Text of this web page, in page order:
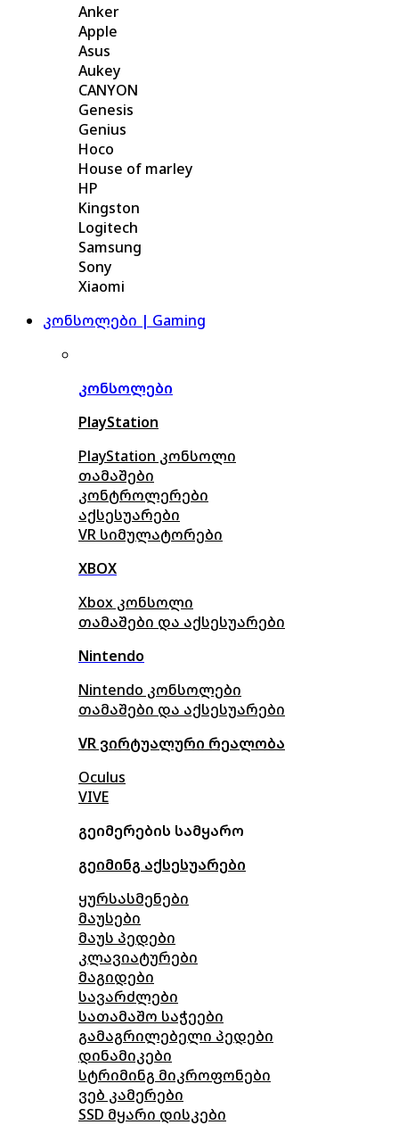
Anker
Apple
Asus
Aukey
CANYON
Genesis
Genius
Hoco
House of marley
HP
Kingston
Logitech
Samsung
Sony
Xiaomi
კონსოლები | Gaming
კონსოლები
PlayStation
PlayStation კონსოლი
თამაშები
კონტროლერები
აქსესუარები
VR სიმულატორები
XBOX
Xbox კონსოლი
თამაშები და აქსესუარები
Nintendo
Nintendo კონსოლები
თამაშები და აქსესუარები
VR ვირტუალური რეალობა
Oculus
VIVE
გეიმერების სამყარო
გეიმინგ აქსესუარები
ყურსასმენები
მაუსები
მაუს პედები
კლავიატურები
მაგიდები
სავარძლები
სათამაშო საჭეები
გამაგრილებელი პედები
დინამიკები
სტრიმინგ მიკროფონები
ვებ კამერები
SSD მყარი დისკები